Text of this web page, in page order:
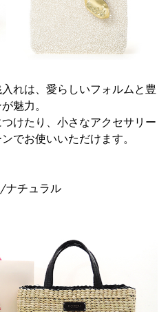
れは、愛らしいフォルムと豊
魅力。
けたり、小さなアクセサリー
でお使いいただけます。
ナチュラル